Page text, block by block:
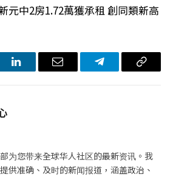
元中2房1.72萬獲承租 創同類新高
LinkedIn电
Telegram复
为您带来全球华人社区的最新资讯。我
供准确、及时的新闻报道，涵盖政治、